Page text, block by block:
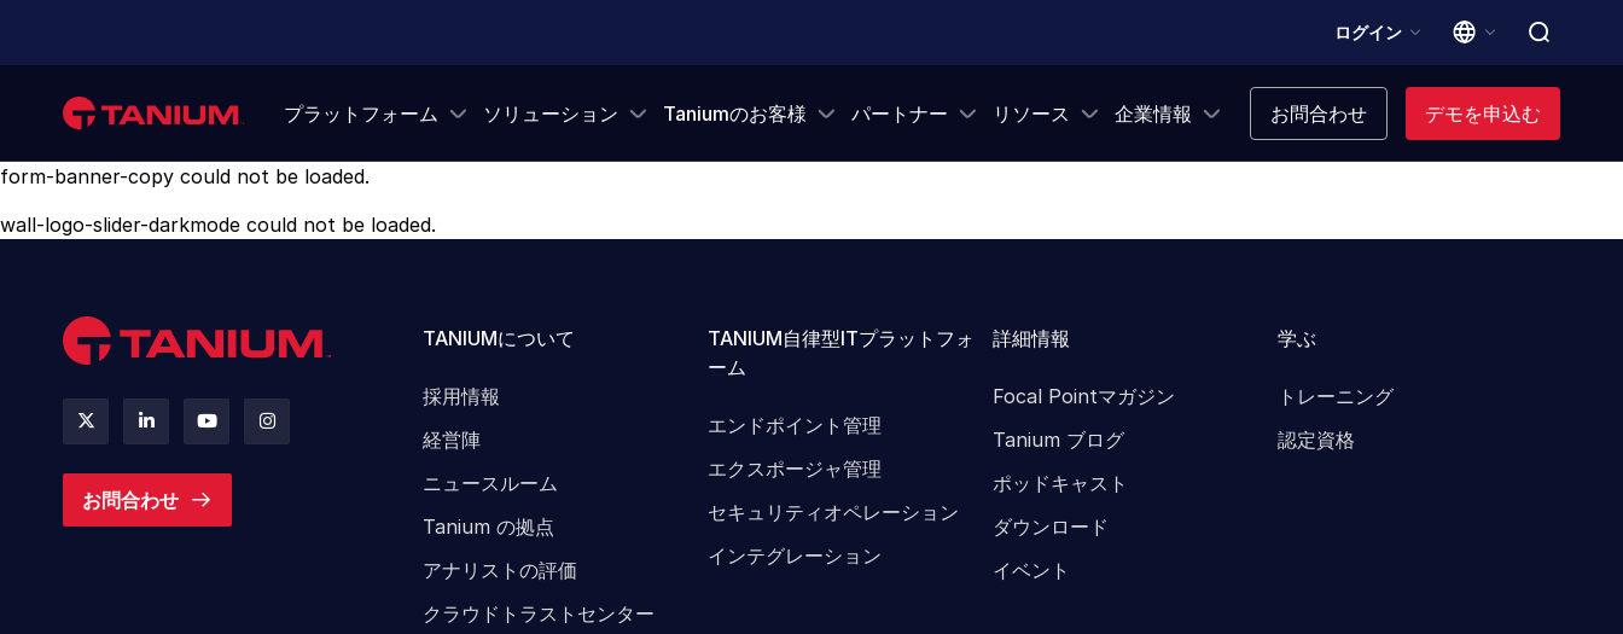
ログイン
プラットフォーム ソリューション Taniumのお客様 パートナー リソース 企業情報 お問合わせ デモを申込む
form-banner-copy could not be loaded.
wall-logo-slider-darkmode could not be loaded.
お問合わせ
TANIUMについて
採用情報
経営陣
ニュースルーム
Tanium の拠点
アナリストの評価
クラウドトラストセンター
TANIUM自律型ITプラットフォ
ーム
エンドポイント管理
エクスポージャ管理
セキュリティオペレーション
インテグレーション
詳細情報
Focal Pointマガジン
Tanium ブログ
ポッドキャスト
ダウンロード
イベント
学ぶ
トレーニング
認定資格